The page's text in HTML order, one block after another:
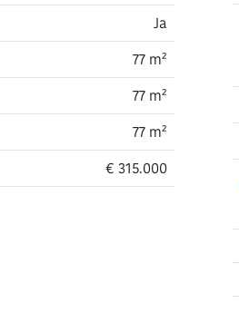
Ja
77 m²
77 m²
77 m²
€ 315.000